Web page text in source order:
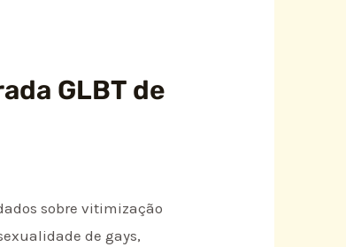
GLBT de
sobre vitimização
de gays,